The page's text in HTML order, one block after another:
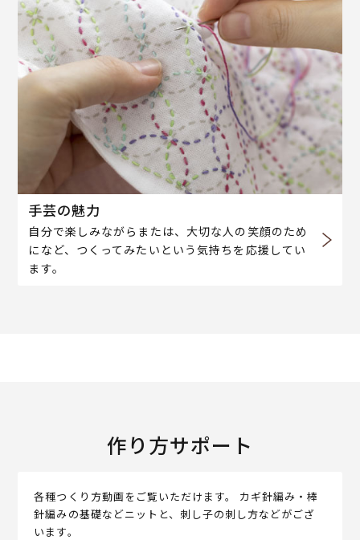
手芸の魅力
自分で楽しみながらまたは、大切な人の笑顔のため
になど、つくってみたいという気持ちを応援してい
ます。
作り方サポート
各種つくり方動画をご覧いただけます。 カギ針編み・棒
針編みの基礎などニットと、刺し子の刺し方などがござ
います。